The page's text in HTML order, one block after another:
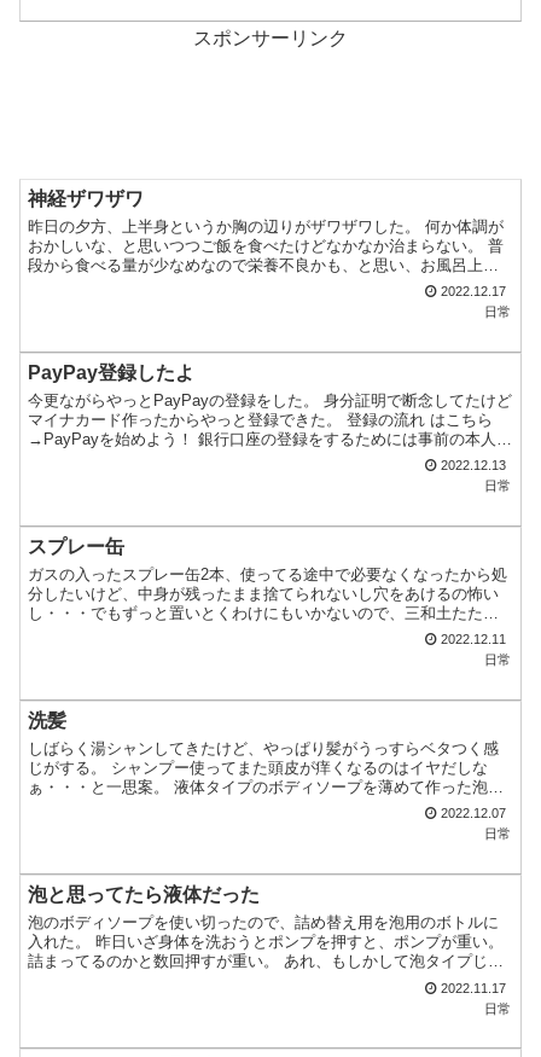
スポンサーリンク
神経ザワザワ
昨日の夕方、上半身というか胸の辺りがザワザワした。 何か体調が
おかしいな、と思いつつご飯を食べたけどなかなか治まらない。 普
段から食べる量が少なめなので栄養不良かも、と思い、お風呂上り
にバナナとビタミンDのサプリとぶどう糖を摂取。 それが関...2022.12.17
日常
PayPay登録したよ
今更ながらやっとPayPayの登録をした。 身分証明で断念してたけど
マイナカード作ったからやっと登録できた。 登録の流れ はこちら
→PayPayを始めよう！ 銀行口座の登録をするためには事前の本人確
2022.12.13
日常
スプレー缶
ガスの入ったスプレー缶2本、使ってる途中で必要なくなったから処
分したいけど、中身が残ったまま捨てられないし穴をあけるの怖い
し・・・でもずっと置いとくわけにもいかないので、三和土たたき
のところで1日数回プシュプシュして地道に中身を空からにして...
2022.12.11
日常
洗髪
しばらく湯シャンしてきたけど、やっぱり髪がうっすらベタつく感
じがする。 シャンプー使ってまた頭皮が痒くなるのはイヤだしな
ぁ・・・と一思案。 液体タイプのボディソープを薄めて作った泡の
ボディソープを使う事にした。 泡をなるべく髪だけに馴染ませ...
2022.12.07
日常
泡と思ってたら液体だった
泡のボディソープを使い切ったので、詰め替え用を泡用のボトルに
入れた。 昨日いざ身体を洗おうとポンプを押すと、ポンプが重い。
詰まってるのかと数回押すが重い。 あれ、もしかして泡タイプじゃ
なくて液体タイプ・・・？ とりあえず入浴を済ませてから...2022.11.17
日常